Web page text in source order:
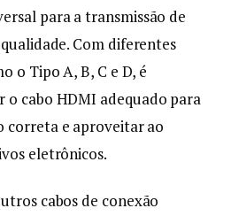
para a transmissão de
Com diferentes
o Tipo A, B, C e D, é
cabo HDMI adequado para
correta e aproveitar ao
eletrônicos.
cabos de conexão